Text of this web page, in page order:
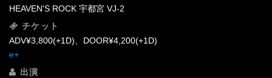
HEAVEN'S ROCK 宇都宮 VJ-2‬
チケット
ADV¥3,800(+1D)、DOOR¥4,200(+1D)
e+
出演